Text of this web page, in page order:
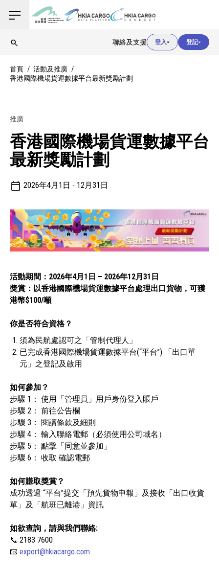
聯絡及支援 登入
用戶登入
用戶登入
海關登入
登記
首頁
活動及推廣
香港國際機場貨運數據平台最新獎勵計劃
推廣
香港國際機場貨運數據平台
最新獎勵計劃
2026年4月1日 - 12月31日
活動期間：2026年4月1日 – 2026年12月31日
獎賞：以香港國際機場貨運數據平台處理出口貨物，可獲
港幣$100/噸
你是否符合資格？
須為民航處認可之「管制代理人」
已完成香港國際機場貨運數據平台(“平台”) 「出口單
元」之登記及啟用
如何參加？
步驟 1： 使用「管理員」用戶身份登入賬戶
步驟 2： 前往公告欄
步驟 3： 閱讀條款及細則
步驟 4： 輸入聯絡電郵（必須使用公司域名）
步驟 5： 點擊「同意並參加」
步驟 6： 收取 確認電郵
如何賺取獎賞？
成功透過 “平台”提交「預先貨物申報」及接收「出口收貨
單」及「航班已離港」資訊
如欲查詢，請與我們聯絡:
📞 2183 7600
📧 export@hkiacargo.com